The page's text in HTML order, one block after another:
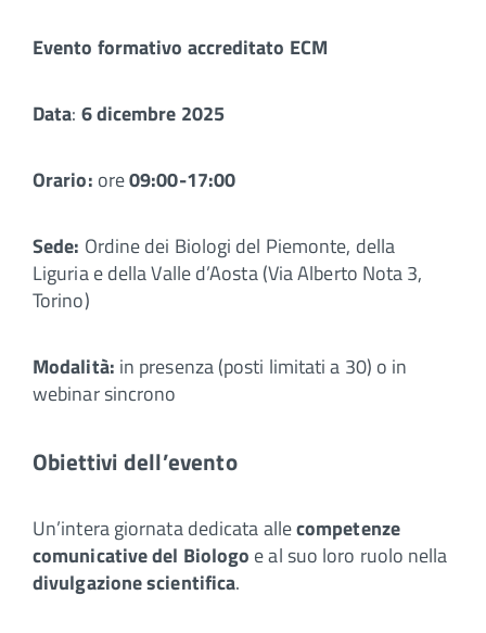
Evento formativo accreditato ECM
Data: 6 dicembre 2025
Orario: ore09:00-17:00
Sede: Ordine dei Biologi del Piemonte, della
Liguria e della Valle d’Aosta (Via Alberto Nota 3,
Torino)
Modalità: in presenza (posti limitati a 30) o in
webinar sincrono
Obiettivi dell’evento
Un’intera giornata dedicata allecompetenze
comunicative del Biologo e al suo loro ruolo nella
divulgazione scientifica.